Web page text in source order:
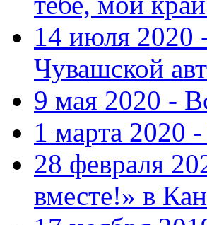
14 июля 2020
Чувашской
9 мая 2020 -
1 марта 2020
28 февраля
вместе!» в